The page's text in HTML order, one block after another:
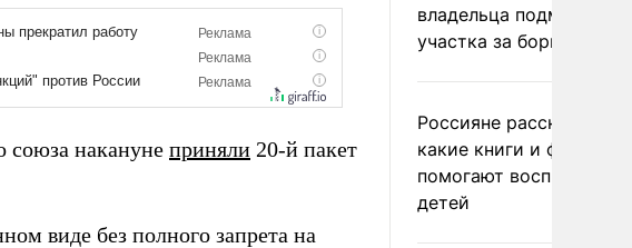
союза накануне приняли 20-й пакет
виде без полного запрета на
владельца
участка за борщевик
Россияне рассказали,
какие книги и фильмы
помогают воспитывать
детей